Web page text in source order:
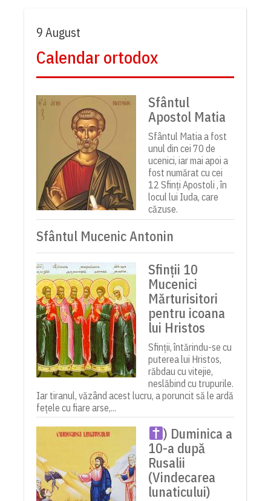
9 August
Calendar ortodox
Sfântul
Apostol Matia
Sfântul Matia a fost
unul din cei 70 de
ucenici, iar mai apoi a
fost numărat cu cei
12 Sfinți Apostoli , în
locul lui Iuda, care
căzuse.
Sfântul Mucenic Antonin
Sfinții 10
Mucenici
Mărturisitori
pentru icoana
lui Hristos
Sfinții, întărindu-se cu
puterea lui Hristos,
răbdau cu vitejie,
neslăbind cu trupurile.
Iar tiranul, văzând acest lucru, a poruncit să le ardă
fețele cu fiare arse,...
) Duminica a
10-a după
Rusalii
(Vindecarea
lunaticului)